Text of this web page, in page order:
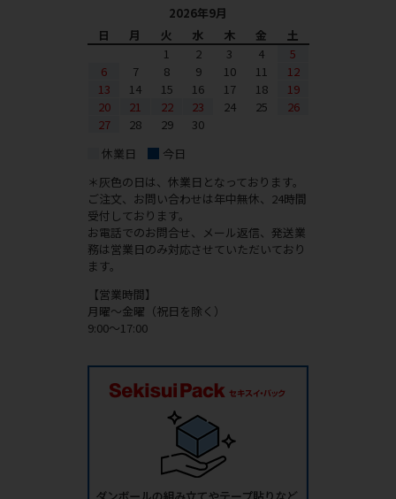
2026年9月
日
月 火 水 木 金
土
1
2 3 4
5
6
7 8 9 10 11
12
13
14 15 16 17 18
19
20
21 22 23 24 25
26
27
28 29
30
休業日
今日
＊灰色の日は、休業日となっております。
ご注文、お問い合わせは年中無休、24時間
受付しております。
お電話でのお問合せ、メール返信、発送業
務は営業日のみ対応させていただいており
ます。
【営業時間】
月曜～金曜（祝日を除く）
9:00～17:00